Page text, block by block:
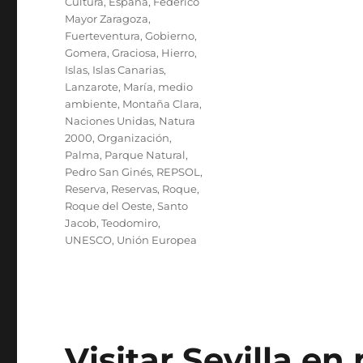
Mayor Zaragoza,
Fuerteventura,Gobierno,
Gomera,Graciosa, Hierro,
Islas, Islas Canarias,
Lanzarote, María, medio
ambiente, Montaña Clara,
Naciones Unidas, Natura
2000,Organización,
Palma, Parque Natural,
Pedro San Ginés, REPSOL ,
Reserva, Reservas, Roque,
Roque del Oeste,Santo
Jacob,Teodomiro,
UNESCO, Unión Europea